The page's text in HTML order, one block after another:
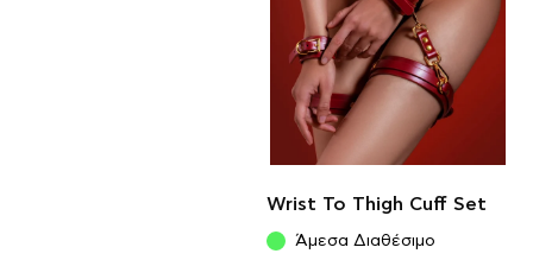
Wrist To Thigh Cuff Set
Άμεσα Διαθέσιμο